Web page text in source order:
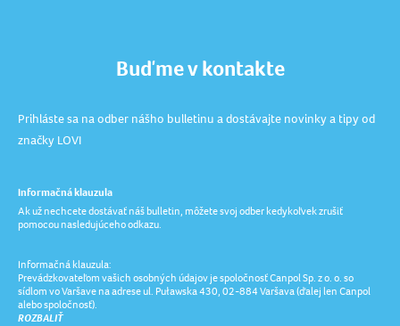
Buďme v kontakte
Prihláste sa na odber nášho bulletinu a dostávajte novinky a tipy od
značky LOVI
Informačná klauzula
Ak už nechcete dostávať náš bulletin, môžete svoj odber kedykoľvek zrušiť
pomocou nasledujúceho odkazu.
Informačná klauzula:
Prevádzkovateľom vašich osobných údajov je spoločnosť Canpol Sp. z o. o. so
sídlom vo Varšave na adrese ul. Puławska 430, 02-884 Varšava (ďalej len Canpol
alebo spoločnosť).
ROZBALIŤ